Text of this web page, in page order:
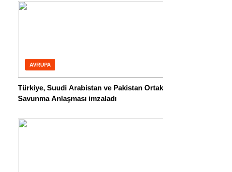
AVRUPA
Türkiye, Suudi Arabistan ve Pakistan Ortak
Savunma Anlaşması imzaladı